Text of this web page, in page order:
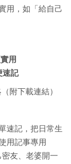
用，如「給自己
用
速記
附下載連結）
速記，把日常生
用記事專用
友、老婆開一